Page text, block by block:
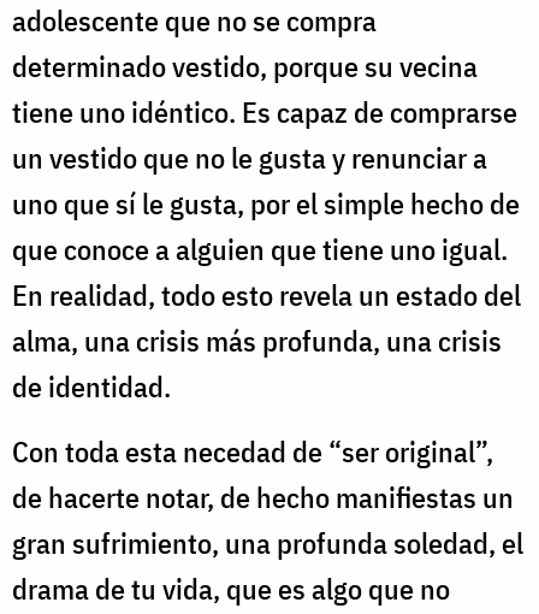
adolescente que no se compra
determinado vestido, porque su vecina
tiene uno idéntico. Es capaz de comprarse
un vestido que no le gusta y renunciar a
uno que sí le gusta, por el simple hecho de
que conoce a alguien que tiene uno igual.
En realidad, todo esto revela un estado del
alma, una crisis más profunda, una crisis
de identidad.
Con toda esta necedad de “ser original”,
de hacerte notar, de hecho manifiestas un
gran sufrimiento, una profunda soledad, el
drama de tu vida, que es algo que no